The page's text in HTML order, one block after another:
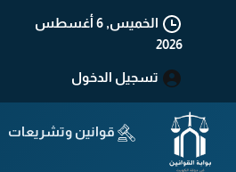
الخميس, 6 أغسطس
2026
تسجيل الدخول
قوانين وتشريعات